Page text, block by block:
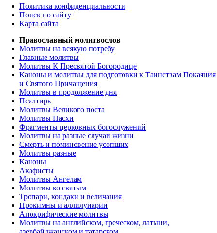
Политика конфиденциальности
Поиск по сайту
Карта сайта
Православный молитвослов
Молитвы на всякую потребу
Главные молитвы
Молитвы К Пресвятой Богородице
Каноны и молитвы для подготовки к Таинствам Покаяния
и Святого Причащения
Молитвы в продолжение дня
Псалтирь
Молитвы Великого поста
Молитвы Пасхи
Фрагменты церковных богослужений
Молитвы на разные случаи жизни
Смерть и поминовение усопших
Молитвы разные
Каноны
Акафисты
Молитвы Ангелам
Молитвы ко святым
Тропари, кондаки и величания
Прокимны и аллилуиарии
Апокрифические молитвы
Молитвы на английском, греческом, латыни,